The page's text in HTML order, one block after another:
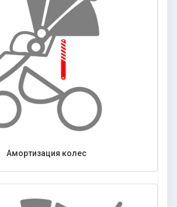
Амортизация колес